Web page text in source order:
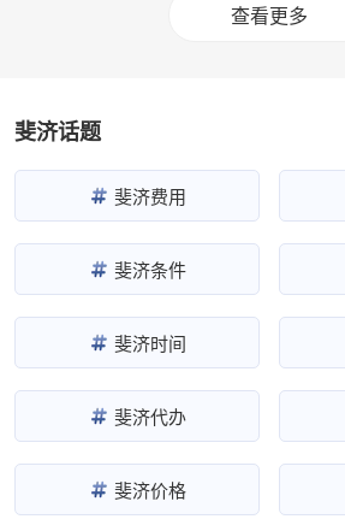
查看更多
斐济话题
斐济费用
斐济条件
斐济时间
斐济代办
斐济价格